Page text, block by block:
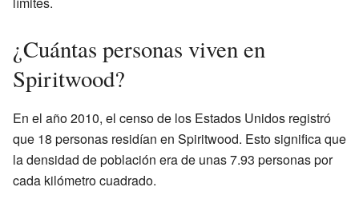
¿Cuántas personas viven en
Spiritwood?
En el año 2010, el censo de los Estados Unidos registró
que 18 personas residían en Spiritwood. Esto significa que
la densidad de población era de unas 7.93 personas por
cada kilómetro cuadrado.